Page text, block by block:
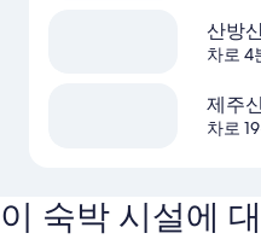
산방
차로 4
제주
차로
이 숙박 시설에